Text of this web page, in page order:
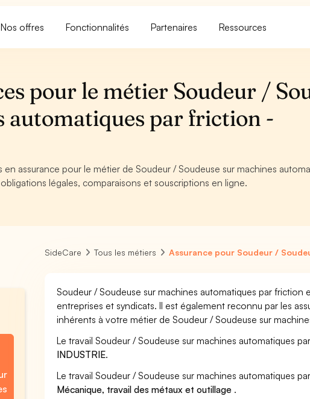
Nos offres Fonctionnalités Partenaires Ressources
pour le métier Soudeur /
automatiques par friction -
assurance pour le métier de Soudeur / Soudeuse sur machines
légales, comparaisons et souscriptions en ligne.
SideCare Tous les métiers Assurance pour Soudeur /
Soudeur / Soudeuse sur machines automatiques par
entreprises et syndicats. Il est également reconnu par les
inhérents à votre métier de Soudeur / Soudeuse sur
Le travail Soudeur / Soudeuse sur machines automatiques
INDUSTRIE.
Le travail Soudeur / Soudeuse sur machines automatiques
Mécanique, travail des métaux et outillage .